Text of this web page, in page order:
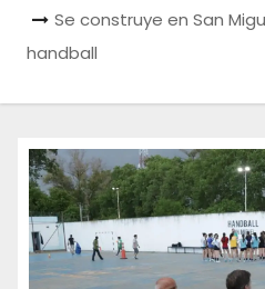
Se construye en San
handball